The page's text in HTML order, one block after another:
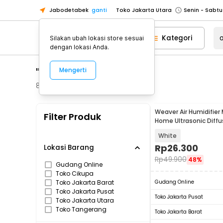
Jabodetabek ganti Toko Jakarta Utara
Toko Tangerang
Toko Cikupa
Pick n Go Jakarta Barat
Senin -
Toko Jakarta Barat
Senin -
Toko Tangerang
Kategori
"air humidifier"
82
Filter Produk
Lokasi Barang
Gudang Online
Toko Cikupa
Toko Jakarta Barat
Toko Jakarta Pusat
Toko Jakarta Utara
Toko Tangerang
Weaver Air Humidifier
Home Ultrasonic
White
Rp26.300
Rp49.900 48%
Gudang Online
Toko Jakarta Pusat
Toko Jakarta Barat
Silakan ubah lokasi store sesuai
dengan lokasi Anda.
Mengerti